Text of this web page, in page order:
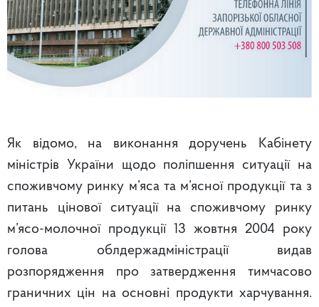
Як відомо, на виконання доручень Кабінету
міністрів України щодо поліпшення ситуації на
споживчому ринку м’яса та м’ясної продукції та з
питань цінової ситуації на споживчому ринку
м’ясо-молочної продукції 13 жовтня 2004 року
голова облдержадміністрації видав
розпорядження про затвердження тимчасово
граничних цін на основні продукти харчування.